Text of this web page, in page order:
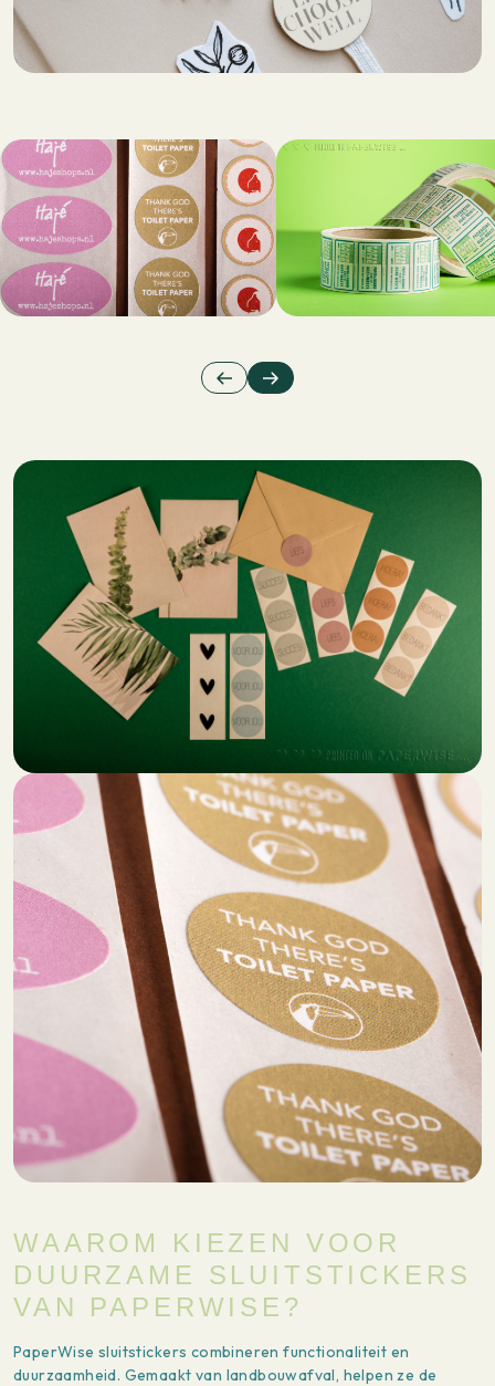
WAAROM KIEZEN VOOR
DUURZAME SLUITSTICKERS
VAN PAPERWISE?
PaperWise sluitstickers combineren functionaliteit en
duurzaamheid. Gemaakt van landbouwafval, helpen ze de